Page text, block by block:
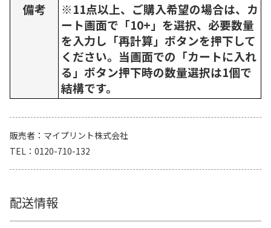
備考
※11点以上、ご購入希望の場合は、カ
ート画面で「10+」を選択、必要数量
を入力し「再計算」ボタンを押下して
ください。当画面での「カートに入れ
る」ボタン押下時の数量選択は1個で
結構です。
販売者
マイプリント株式会社
TEL
0120-710-132
配送情報